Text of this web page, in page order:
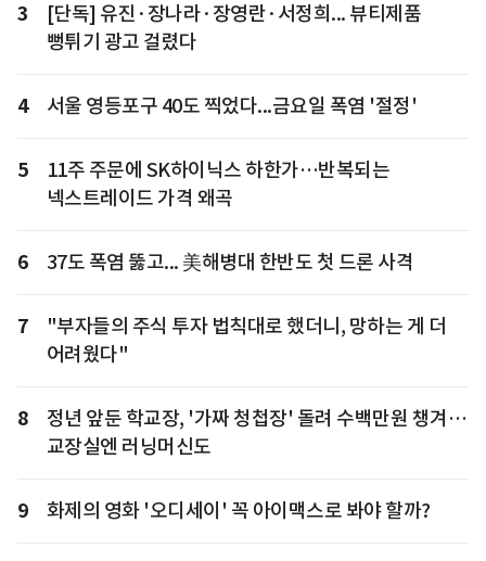
3
[단독] 유진·장나라·장영란·서정희... 뷰티제품
뻥튀기 광고 걸렸다
4 서울 영등포구 40도 찍었다...금요일 폭염 '절정'
5
11주 주문에 SK하이닉스 하한가…반복되는
넥스트레이드 가격 왜곡
6 37도 폭염 뚫고... 美해병대 한반도 첫 드론 사격
7
"부자들의 주식 투자 법칙대로 했더니, 망하는 게 더
어려웠다"
8
정년 앞둔 학교장, '가짜 청첩장' 돌려 수백만원 챙겨…
교장실엔 러닝머신도
9 화제의 영화 '오디세이' 꼭 아이맥스로 봐야 할까?